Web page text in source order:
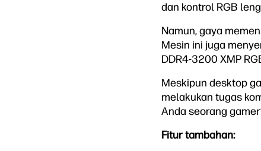
dan kontrol RGB
Namun, gaya
Mesin ini juga
DDR4-3200 XMP
Meskipun desktop
melakukan tugas
Anda seorang
Fitur tambahan: